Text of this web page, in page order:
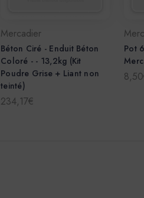
Mercadier
Béton Ciré - Enduit Béton
Coloré - - 13,2kg (Kit
Poudre Grise + Liant non
teinté)
234,17€
Pot